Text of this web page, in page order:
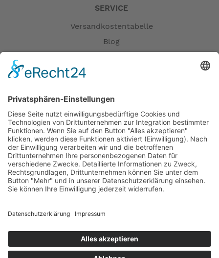
SERVICE
Versandkostentabelle
Blog
Versandpartner
Zahlung und Versand
Öffnungszeiten
Verfügbarkeit
Größenrechner (Umlaufmaß)
Datenschutz
Fernabsatz
Widerrufsrecht bei Reparaturen
Kontakt